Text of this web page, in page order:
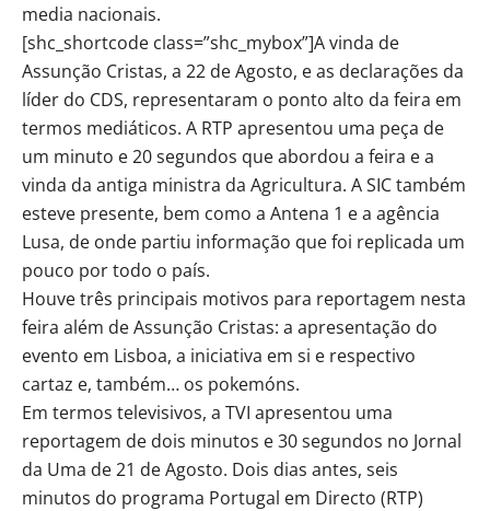
media nacionais.
[shc_shortcode class=”shc_mybox”]A vinda de
Assunção Cristas, a 22 de Agosto, e as declarações da
líder do CDS, representaram o ponto alto da feira em
termos mediáticos. A RTP apresentou uma peça de
um minuto e 20 segundos que abordou a feira e a
vinda da antiga ministra da Agricultura. A SIC também
esteve presente, bem como a Antena 1 e a agência
Lusa, de onde partiu informação que foi replicada um
pouco por todo o país.
Houve três principais motivos para reportagem nesta
feira além de Assunção Cristas: a apresentação do
evento em Lisboa, a iniciativa em si e respectivo
cartaz e, também… os pokemóns.
Em termos televisivos, a TVI apresentou uma
reportagem de dois minutos e 30 segundos no Jornal
da Uma de 21 de Agosto. Dois dias antes, seis
minutos do programa Portugal em Directo (RTP)